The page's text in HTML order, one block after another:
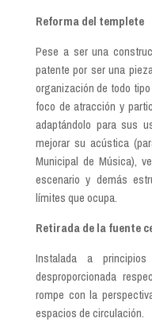
Reforma del templete
Pese a ser una
patente por ser una
organización de todo
foco de atracción y
adaptándolo para sus
mejorar su acústica
Municipal de Música),
escenario y demás
límites que ocupa.
Retirada de la fuente
Instalada a
desproporcionada
rompe con la
espacios de circulación.